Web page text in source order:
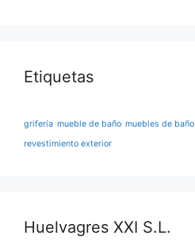
Etiquetas
grifería mueble de baño muebles de baño
revestimiento exterior
Huelvagres XXI S.L.